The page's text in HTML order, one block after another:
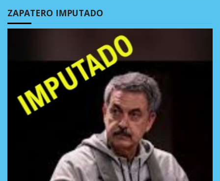
ZAPATERO IMPUTADO